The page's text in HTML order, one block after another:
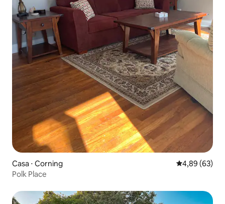
Casa ⋅ Corning 4,89 de uma
4,89 (63)
Polk Place